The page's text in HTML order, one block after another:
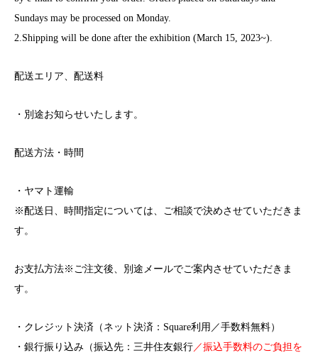
Sundays may be processed on Monday.
2.Shipping will be done after the exhibition (March 15, 2023~).
配送エリア、配送料
・別途お知らせいたします。
配送方法・時間
・ ヤマト運輸
※配送日、時間指定については、ご相談で決めさせていただきま
す。
お支払方法※ご注文後、別途メールでご案内させていただきま
す。
・クレジット決済（ネット決済： Square利用 ／手数料無料）
・銀行振り込み（振込先：三井住友銀行 ／振込手数料のご負担を